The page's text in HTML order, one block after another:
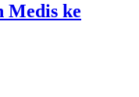
Medis ke